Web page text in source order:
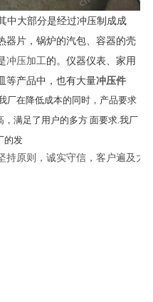
中大部分是经过冲压制成成
器片，锅炉的汽包、容器的壳
冲压加工的。仪器仪表、家用
等产品中，也有大量冲压件
厂在降低成本的同时，产品要求
满足了用户的多方 面要求.我厂
的发
持原则，诚实守信，客户遍及